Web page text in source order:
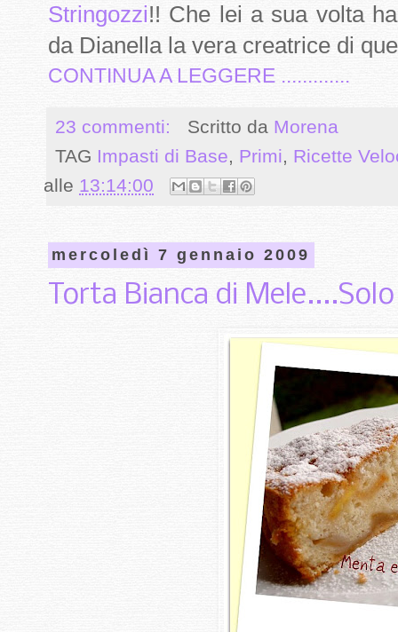
Stringozzi!! Che lei a sua volta
da Dianella la vera creatrice di
CONTINUA A LEGGERE .............
23 commenti: Scritto da Morena
TAG Impasti di Base, Primi, Ricette
alle 13:14:00
mercoledì 7 gennaio 2009
Torta Bianca di